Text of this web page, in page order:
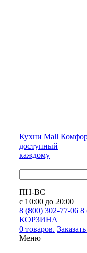
Кухни Mall
доступный
каждому
ПН-ВС
с 10:00 до 20:00
8 (800) 302-77-06 8
КОРЗИНА
0 товаров.
Меню